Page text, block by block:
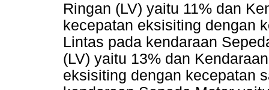
Ringan (LV) yaitu 11% dan
kecepatan eksisiting dengan
Lintas pada kendaraan
(LV) yaitu 13% dan
eksisiting dengan kecepatan